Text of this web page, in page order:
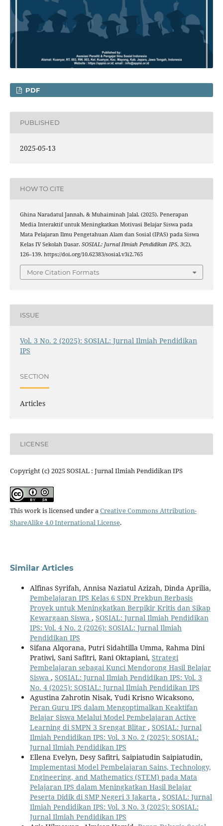
PDF
PUBLISHED
2025-05-13
HOW TO CITE
Ghina Naradatul Jannah, & Muhaiminah Jalal. (2025). Penerapan
Media Interaktif untuk Meningkatkan Motivasi Belajar Siswa pada
Mata Pelajaran Ilmu Pengetahuan Alam dan Sosial (IPAS) pada Siswa
Kelas IV Sekolah Dasar. SOSIAL: Jurnal Ilmiah Pendidikan IPS, 3(2),
126–139. https://doi.org/10.62383/sosial.v3i2.765
More Citation Formats
ISSUE
Vol. 3 No. 2 (2025): SOSIAL: Jurnal Ilmiah Pendidikan
IPS
SECTION
Articles
LICENSE
Copyright (c) 2025 SOSIAL : Jurnal Ilmiah Pendidikan IPS
This work is licensed under aCreative Commons Attribution-
ShareAlike 4.0 International License.
Similar Articles
Alfinas Syrifah, Annisa Naziatul Azizah, Dinda Aprilia,
Pembelajaran IPS Kelas 6 SDN Prekbun Berbasis
Proyek untuk Meningkatkan Berpikir Kritis dan Sikap
Kewargaan Siswa , SOSIAL: Jurnal Ilmiah Pendidikan
IPS: Vol. 4 No. 2 (2026): SOSIAL: Jurnal Ilmiah
Pendidikan IPS
Sifana Alqorana, Putri Sidahtilla Umma, Rahma Dini
Pratiwi, Sani Safitri, Rani Oktapiani, Strategi
Pembelajaran sebagai Kunci Mendorong Hasil Belajar
Siswa , SOSIAL: Jurnal Ilmiah Pendidikan IPS: Vol. 3
No. 4 (2025): SOSIAL: Jurnal Ilmiah Pendidikan IPS
Agustina Zahrotin Nisak, Yudi Krisno Wicaksono,
Peran Guru IPS dalam Mengoptimalkan Keaktifan
Belajar Siswa Melalui Model Pembelajaran Active
Learning di SMPN 3 Srengat Blitar , SOSIAL: Jurnal
Ilmiah Pendidikan IPS: Vol. 3 No. 2 (2025): SOSIAL:
Jurnal Ilmiah Pendidikan IPS
Ellena Evelyn, Desy Safitri, Saipiatudin Saipiatudin,
Implementasi Model Pembelajaran Sains, Technology,
Engineering, and Mathematics (STEM) pada Mata
Pelajaran IPS dalam Meningkatkan Hasil Belajar
Peserta Didik di SMP Negeri 3 Jakarta , SOSIAL: Jurnal
Ilmiah Pendidikan IPS: Vol. 3 No. 3 (2025): SOSIAL:
Jurnal Ilmiah Pendidikan IPS